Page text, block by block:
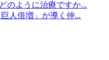
のように治療ですか...
人倍増」が導く仲...